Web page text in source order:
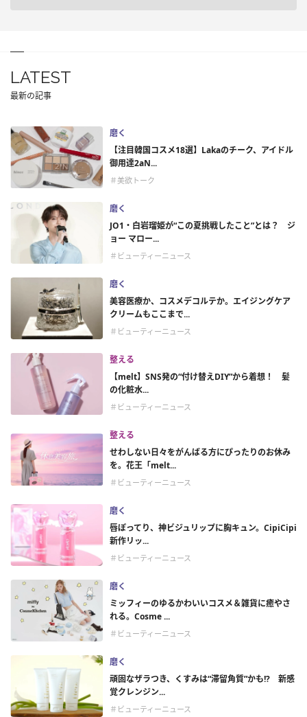
LATEST
最新の記事
磨く
【注目韓国コスメ18選】Lakaのチーク、アイドル
御用達2aN...
＃美欲トーク
磨く
JO1・白岩瑠姫が“この夏挑戦したこと”とは？ ジ
ョー マロー...
＃ビューティーニュース
磨く
美容医療か、コスメデコルテか。エイジングケア
クリームもここまで...
＃ビューティーニュース
整える
【melt】SNS発の“付け替えDIY”から着想！ 髪
の化粧水...
＃ビューティーニュース
整える
せわしない日々をがんばる方にぴったりのお休み
を。花王「melt...
＃ビューティーニュース
磨く
唇ぽってり、神ビジュリップに胸キュン。CipiCipi
新作リッ...
＃ビューティーニュース
磨く
ミッフィーのゆるかわいいコスメ＆雑貨に癒やさ
れる。Cosme ...
＃ビューティーニュース
磨く
頑固なザラつき、くすみは“滞留角質”かも!? 新感
覚クレンジン...
＃ビューティーニュース